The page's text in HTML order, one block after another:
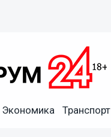
Экономика Транспорт